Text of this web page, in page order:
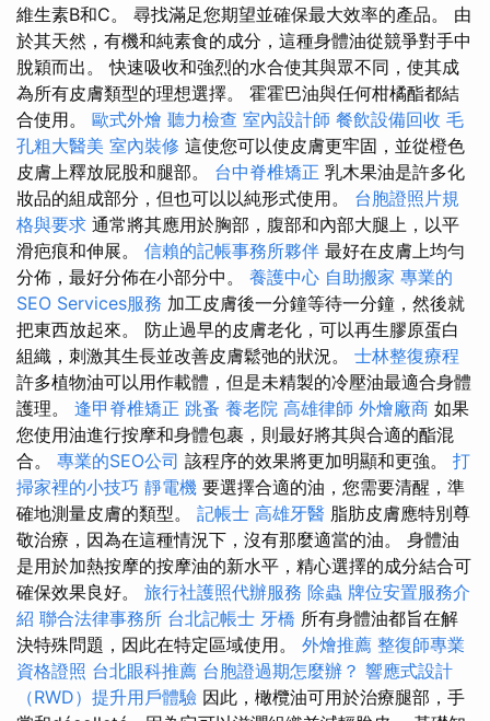
維生素B和C。 尋找滿足您期望並確保最大效率的產品。 由
於其天然，有機和純素食的成分，這種身體油從競爭對手中
脫穎而出。 快速吸收和強烈的水合使其與眾不同，使其成
為所有皮膚類型的理想選擇。 霍霍巴油與任何柑橘酯都結
合使用。 歐式外燴 聽力檢查 室內設計師 餐飲設備回收 毛
孔粗大醫美 室內裝修 這使您可以使皮膚更牢固，並從橙色
皮膚上釋放屁股和腿部。 台中脊椎矯正 乳木果油是許多化
妝品的組成部分，但也可以以純形式使用。 台胞證照片規
格與要求 通常將其應用於胸部，腹部和內部大腿上，以平
滑疤痕和伸展。 信賴的記帳事務所夥伴 最好在皮膚上均勻
分佈，最好分佈在小部分中。 養護中心 自助搬家 專業的
SEO Services服務 加工皮膚後一分鐘等待一分鐘，然後就
把東西放起來。 防止過早的皮膚老化，可以再生膠原蛋白
組織，刺激其生長並改善皮膚鬆弛的狀況。 士林整復療程
許多植物油可以用作載體，但是未精製的冷壓油最適合身體
護理。 逢甲脊椎矯正 跳蚤 養老院 高雄律師 外燴廠商 如果
您使用油進行按摩和身體包裹，則最好將其與合適的酯混
合。 專業的SEO公司 該程序的效果將更加明顯和更強。 打
掃家裡的小技巧 靜電機 要選擇合適的油，您需要清醒，準
確地測量皮膚的類型。 記帳士 高雄牙醫 脂肪皮膚應特別尊
敬治療，因為在這種情況下，沒有那麼適當的油。 身體油
是用於加熱按摩的按摩油的新水平，精心選擇的成分結合可
確保效果良好。 旅行社護照代辦服務 除蟲 牌位安置服務介
紹 聯合法律事務所 台北記帳士 牙橋 所有身體油都旨在解
決特殊問題，因此在特定區域使用。 外燴推薦 整復師專業
資格證照 台北眼科推薦 台胞證過期怎麼辦？ 響應式設計
（RWD）提升用戶體驗 因此，橄欖油可用於治療腿部，手